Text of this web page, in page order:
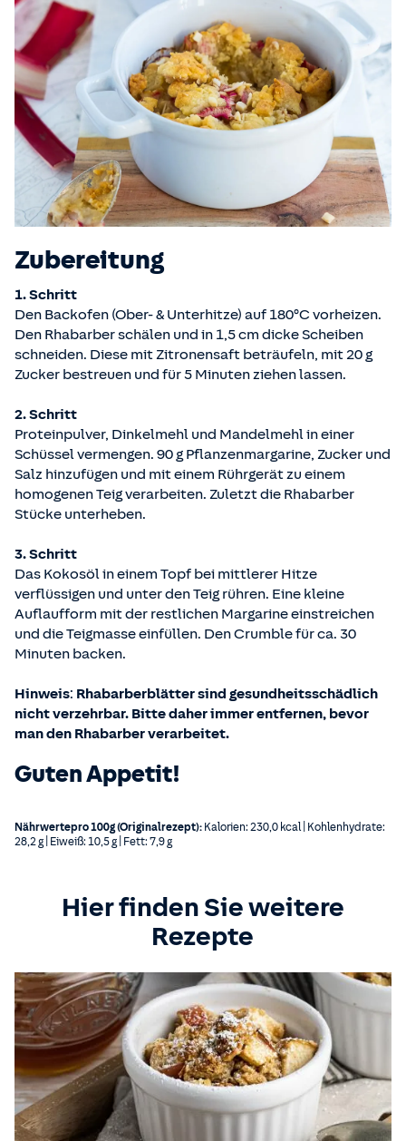
Zubereitung
1️. Schritt
Den Backofen (Ober- & Unterhitze) auf 180°C vorheizen.
Den Rhabarber schälen und in 1,5 cm dicke Scheiben
schneiden. Diese mit Zitronensaft beträufeln, mit 20 g
Zucker bestreuen und für 5 Minuten ziehen lassen.
2. Schritt
Proteinpulver, Dinkelmehl und Mandelmehl in einer
Schüssel vermengen. 90 g Pflanzenmargarine, Zucker und
Salz hinzufügen und mit einem Rührgerät zu einem
homogenen Teig verarbeiten. Zuletzt die Rhabarber
Stücke unterheben.
3. Schritt
Das Kokosöl in einem Topf bei mittlerer Hitze
verflüssigen und unter den Teig rühren. Eine kleine
Auflaufform mit der restlichen Margarine einstreichen
und die Teigmasse einfüllen. Den Crumble für ca. 30
Minuten backen.
Hinweis: Rhabarberblätter sind gesundheitsschädlich
nicht verzehrbar. Bitte daher immer entfernen, bevor
man den Rhabarber verarbeitet.
Guten Appetit!
Nährwertepro 100g (Originalrezept): Kalorien: 230,0 kcal | Kohlenhydrate:
28,2 g | Eiweiß: 10,5 g | Fett: 7,9 g
Hier finden Sie weitere
Rezepte